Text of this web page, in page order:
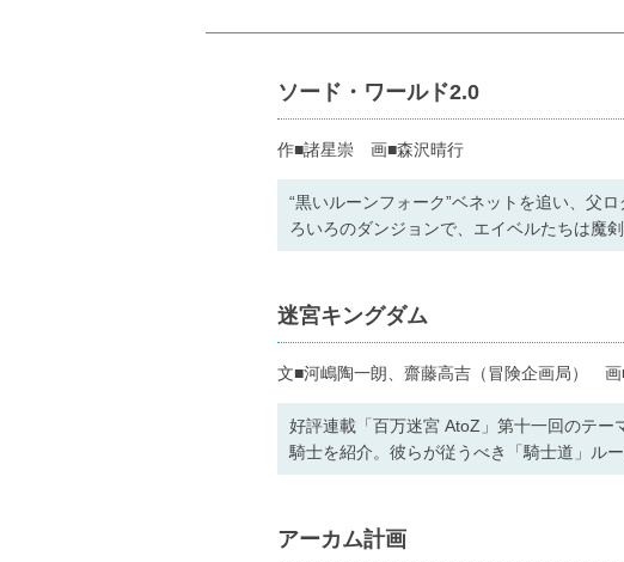
ソード・ワールド2.0
作■諸星崇 画■森沢晴行
“黒いルーンフォーク”ベネットを追い、父
ろいろのダンジョンで、エイベルたちは魔
迷宮キングダム
文■河嶋陶一朗、齋藤高吉（冒険企画局） 画
好評連載「百万迷宮 AtoZ」第十一回のテ
騎士を紹介。彼らが従うべき「騎士道」ル
アーカム計画